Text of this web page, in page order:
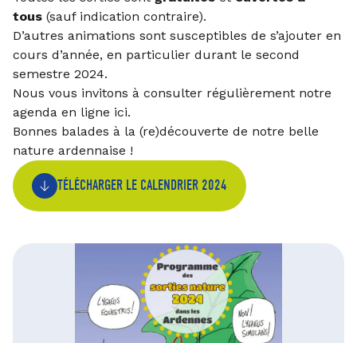
tous (sauf indication contraire).
D’autres animations sont susceptibles de s’ajouter en
cours d’année, en particulier durant le second
semestre 2024.
Nous vous invitons à consulter régulièrement notre
agenda en ligne ici.
Bonnes balades à la (re)découverte de notre belle
nature ardennaise !
TÉLÉCHARGER LE CALENDRIER 2024